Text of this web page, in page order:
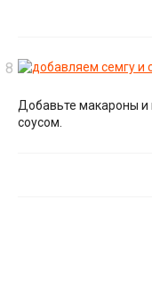
Добавьте макароны и
соусом.